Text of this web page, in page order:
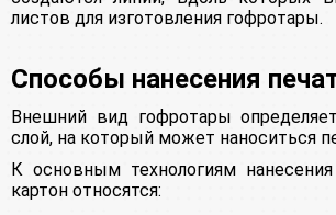
листов для изготовления гофротары.
Способы нанесения
Внешний вид гофротары
слой, на который может наноситься
К основным технологиям
картон относятся: